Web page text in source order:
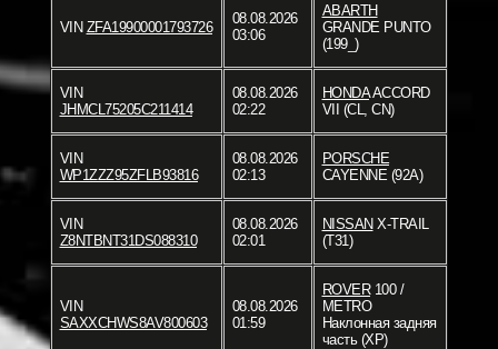
VIN ZFA19900001793726
08.08.2026
03:06
ABARTH
GRANDE PUNTO
(199_)
VIN
JHMCL75205C211414
08.08.2026
02:22
HONDAACCORD
VII (CL, CN)
VIN
WP1ZZZ95ZFLB93816
08.08.2026
02:13
PORSCHE
CAYENNE (92A)
VIN
Z8NTBNT31DS088310
08.08.2026
02:01
NISSAN X-TRAIL
(T31)
VIN
SAXXCHWS8AV800603
08.08.2026
01:59
ROVER100 /
METRO
Наклонная задняя
часть (XP)